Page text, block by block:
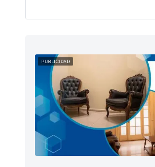
PUBLICIDAD